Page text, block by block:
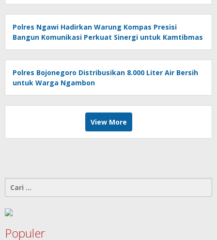
Polres Ngawi Hadirkan Warung Kompas Presisi
Bangun Komunikasi Perkuat Sinergi untuk Kamtibmas
Polres Bojonegoro Distribusikan 8.000 Liter Air Bersih
untuk Warga Ngambon
View More
untuk:
Populer